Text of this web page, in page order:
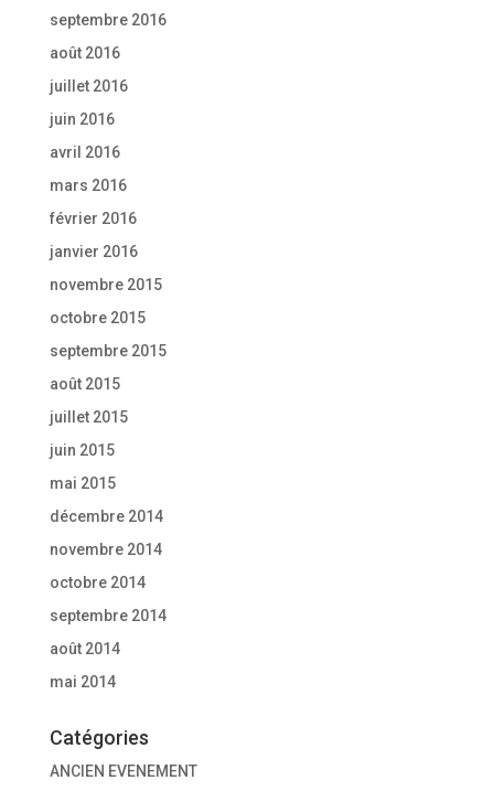
septembre 2016
août 2016
juillet 2016
juin 2016
avril 2016
mars 2016
février 2016
janvier 2016
novembre 2015
octobre 2015
septembre 2015
août 2015
juillet 2015
juin 2015
mai 2015
décembre 2014
novembre 2014
octobre 2014
septembre 2014
août 2014
mai 2014
Catégories
ANCIEN EVENEMENT